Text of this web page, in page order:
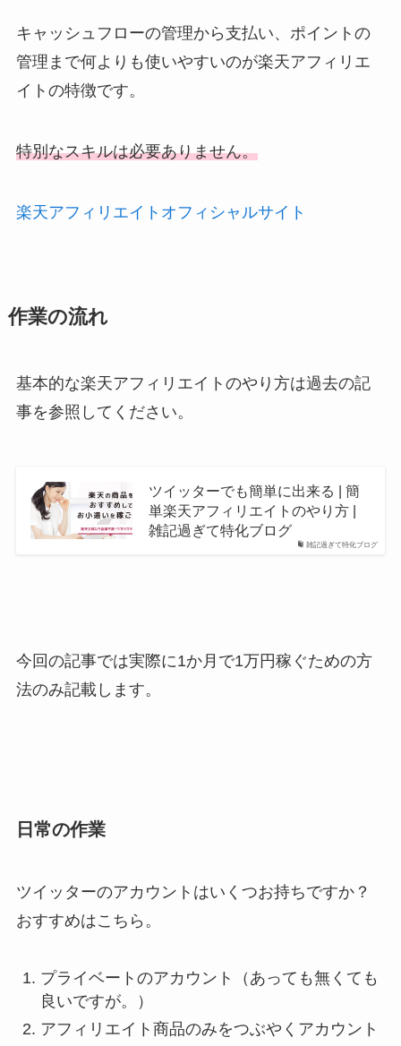
キャッシュフローの管理から支払い、ポイントの
管理まで何よりも使いやすいのが楽天アフィリエ
イトの特徴です。
特別なスキルは必要ありません。
楽天アフィリエイトオフィシャルサイト
作業の流れ
基本的な楽天アフィリエイトのやり方は過去の記
事を参照してください。
雑記過ぎて特化ブログ
ツイッターでも簡単に出来る | 簡
単楽天アフィリエイトのやり方 |
雑記過ぎて特化ブログ
今回の記事では実際に1か月で1万円稼ぐための方
法のみ記載します。
日常の作業
ツイッターのアカウントはいくつお持ちですか？
おすすめはこちら。
プライベートのアカウント（あっても無くても
良いですが。）
アフィリエイト商品のみをつぶやくアカウント